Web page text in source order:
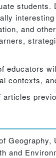
and
educators
contexts,
Geography,
and